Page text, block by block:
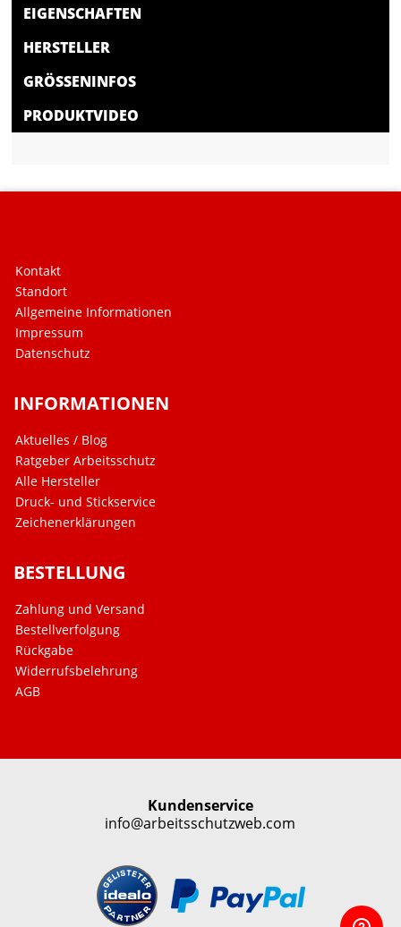
EIGENSCHAFTEN
HERSTELLER
GRÖSSENINFOS
PRODUKTVIDEO
Kontakt
Standort
Allgemeine Informationen
Impressum
Datenschutz
INFORMATIONEN
Aktuelles / Blog
Ratgeber Arbeitsschutz
Alle Hersteller
Druck- und Stickservice
Zeichenerklärungen
BESTELLUNG
Zahlung und Versand
Bestellverfolgung
Rückgabe
Widerrufsbelehrung
AGB
Kundenservice
info@arbeitsschutzweb.com